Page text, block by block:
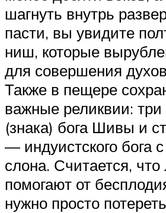
шагнуть внутрь
пасти, вы увидите
ниш, которые
для совершения
Также в пещере
важные реликвии: три
(знака) бога Шивы и
— индуистского бога
слона. Считается,
помогают от
нужно просто